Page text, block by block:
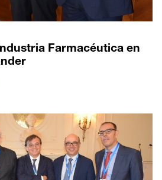
Farmacéutica en